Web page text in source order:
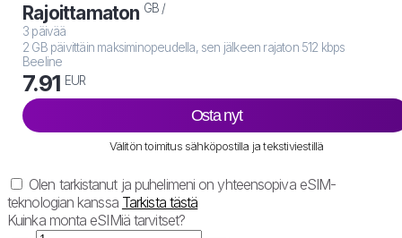
Rajoittamaton GB /
3 päivää
2 GB päivittäin maksiminopeudella, sen jälkeen rajaton 512 kbps
Beeline
7.91 EUR
Osta nyt
Välitön toimitus sähköpostilla ja tekstiviestillä
Olen tarkistanut ja puhelimeni on yhteensopiva eSIM-
teknologian kanssa Tarkista tästä
Kuinka monta eSIMiä tarvitset?